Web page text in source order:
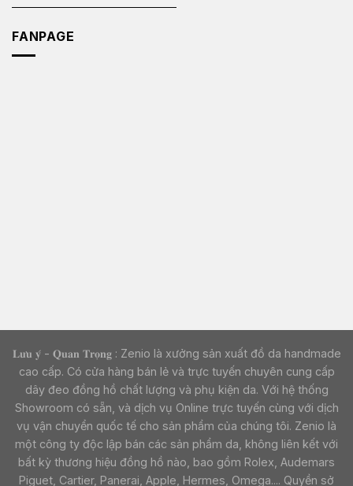
FANPAGE
𝐋𝐮̛𝐮 𝐲́ - 𝐐𝐮𝐚𝐧 𝐓𝐫𝐨̣𝐧𝐠 : Zenio là xưởng sản xuất đồ da handmade
cao cấp. Có cửa hàng bán lẻ và trực tuyến chuyên cung cấp
dây đeo đồng hồ chất lượng và phụ kiện da. Với hệ thống
Showroom có sẵn, và dịch vụ Online trực tuyến cùng với dịch
vụ vận chuyển quốc tế cho sản phẩm của chúng tôi. Zenio là
một công ty độc lập bán các sản phẩm da, không liên kết với
bất kỳ thương hiệu đồng hồ nào, bao gồm Rolex, Audemars
Piguet, Cartier, Panerai, Apple, Hermes, Omega.... Quyền sở